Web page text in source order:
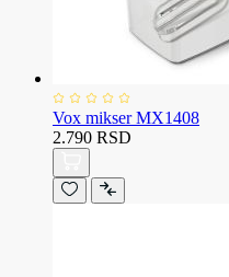
Vox mikser MX1408
2.790 RSD